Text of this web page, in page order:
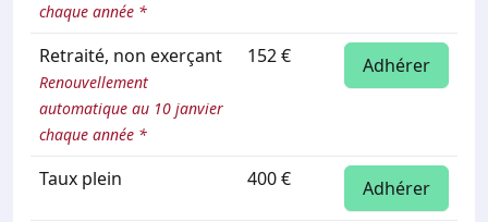
chaque année *
Retraité, non exerçant
Renouvellement
automatique au 10 janvier
chaque année *
152 € Adhérer
Taux plein 400 € Adhérer